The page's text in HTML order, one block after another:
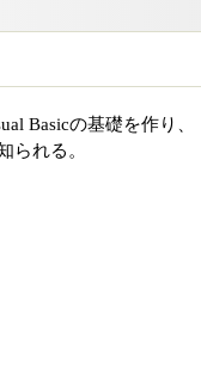
Basicの基礎を作り、
られる。